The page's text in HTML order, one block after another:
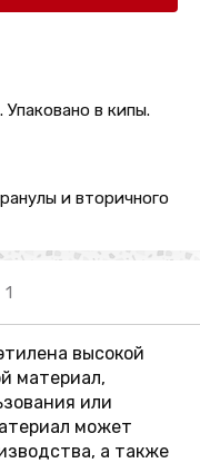
в кипы.
и вторичного
1
высокой
материал,
или
может
а также